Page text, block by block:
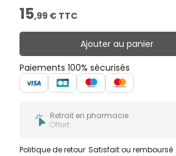
15,99 € TTC
Ajouter au panier
Paiements 100% sécurisés
Retrait en pharmacie
Offert
Politique de retour Satisfait ou remboursé